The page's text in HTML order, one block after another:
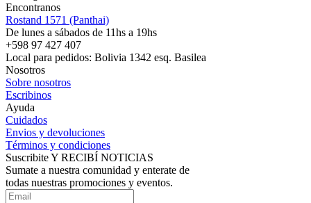
Encontranos
Rostand 1571 (Panthai)
De lunes a sábados de 11hs a 19hs
+598 97 427 407
Local para pedidos: Bolivia 1342 esq. Basilea
Nosotros
Sobre nosotros
Escribinos
Ayuda
Cuidados
Envios y devoluciones
Términos y condiciones
Suscribite Y RECIBÍ NOTICIAS
Sumate a nuestra comunidad y enterate de
todas nuestras promociones y eventos.